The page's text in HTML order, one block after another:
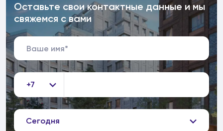
Оставьте свои контактные данные и мы
свяжемся с вами
+7
Сегодня